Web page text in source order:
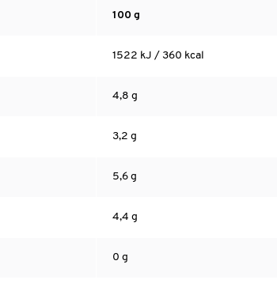
100 g
1522 kJ / 360 kcal
4,8 g
3,2 g
5,6 g
4,4 g
0 g